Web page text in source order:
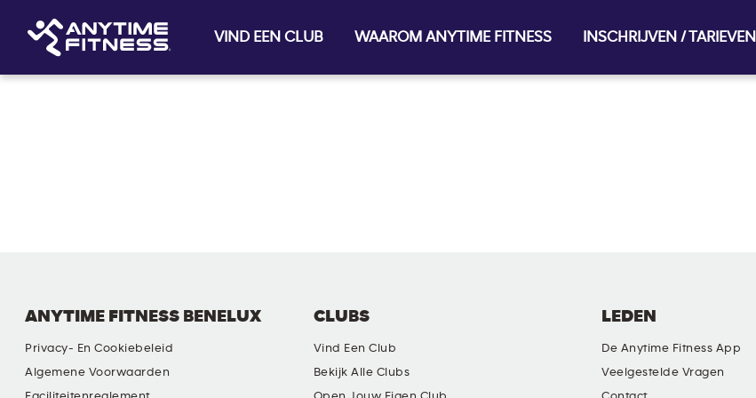
VIND EEN CLUB WAAROM ANYTIME FITNESS INSCHRIJVEN / TARIEVEN
ANYTIME FITNESS BENELUX
Privacy- En Cookiebeleid
Algemene Voorwaarden
CLUBS
Vind Een Club
Bekijk Alle Clubs
LEDEN
De Anytime Fitness App
Veelgestelde Vragen